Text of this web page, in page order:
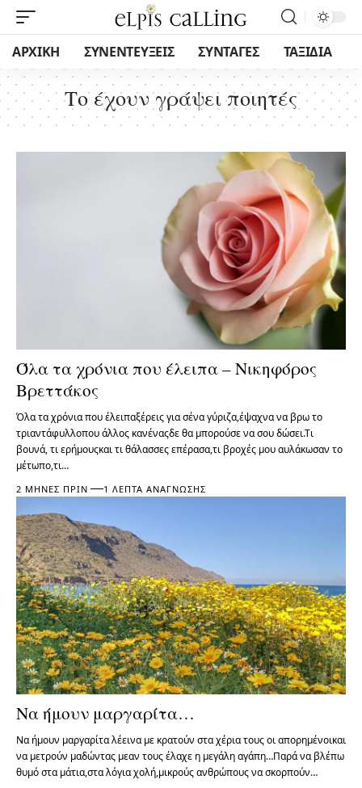
ΑΡΧΙΚΗ ΣΥΝΕΝΤΕΥΞΕΙΣ ΣΥΝΤΑΓΕΣ ΤΑΞΙΔΙΑ
Το έχουν γράψει ποιητές
Όλα τα χρόνια που έλειπα – Νικηφόρος
Βρεττάκος
Όλα τα χρόνια που έλειπαξέρεις για σένα γύριζα,έψαχνα να βρω το
τριαντάφυλλοπου άλλος κανέναςδε θα μπορούσε να σου δώσει.Τι
βουνά, τι ερήμουςκαι τι θάλασσες επέρασα,τι βροχές μου αυλάκωσαν το
μέτωπο,τι…
2 ΜΉΝΕΣ ΠΡΙΝ 1 ΛΕΠΤΆ ΑΝΆΓΝΩΣΗΣ
Να ήμουν μαργαρίτα…
Να ήμουν μαργαρίτα λέεινα με κρατούν στα χέρια τους οι απορημένοικαι
να μετρούν μαδώντας μεαν τους έλαχε η μεγάλη αγάπη…Παρά να βλέπω
θυμό στα μάτια,στα λόγια χολή,μικρούς ανθρώπους να σκορπούν…